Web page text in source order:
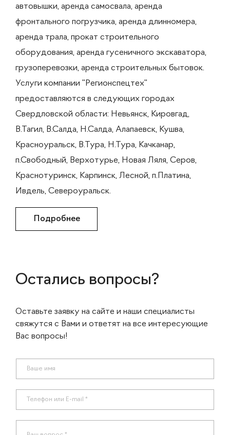
автовышки, аренда самосвала, аренда
фронтального погрузчика, аренда длинномера,
аренда трала, прокат строительного
оборудования, аренда гусеничного экскаватора,
грузоперевозки, аренда строительных бытовок.
Услуги компании "Регионспецтех"
предоставляются в следующих городах
Свердловской области: Невьянск, Кировгад,
В.Тагил, В.Салда, Н.Салда, Алапаевск, Кушва,
Красноуральск, В.Тура, Н.Тура, Качканар,
п.Свободный, Верхотурье, Новая Ляля, Серов,
Краснотуринск, Карпинск, Лесной, п.Платина,
Ивдель, Североуральск.
Подробнее
Остались вопросы?
Оставьте заявку на сайте и наши специалисты
свяжутся с Вами и ответят на все интересующие
Вас вопросы!